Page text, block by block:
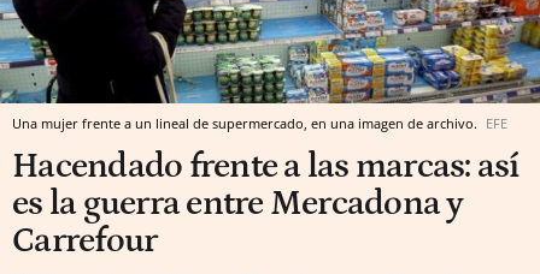
Una mujer frente a un lineal de supermercado, en una imagen de archivo. EFE
Hacendado frente a las marcas: así
es la guerra entre Mercadona y
Carrefour